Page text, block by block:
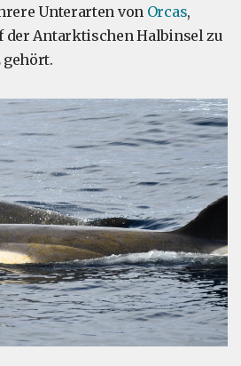
Unterarten von Orcas,
der Antarktischen Halbinsel zu
gehört.